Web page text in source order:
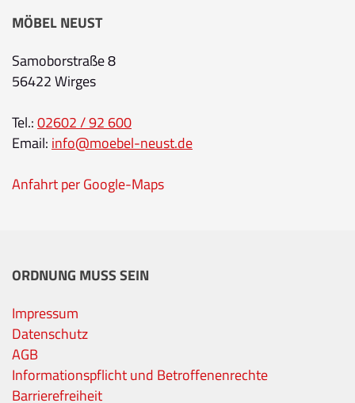
MÖBEL NEUST
Samoborstraße 8
56422 Wirges
Tel.:02602 / 92 600
Email: info@moebel-neust.de
Anfahrt per Google-Maps
ORDNUNG MUSS SEIN
Impressum
Datenschutz
AGB
Informationspflicht und Betroffenenrechte
Barrierefreiheit